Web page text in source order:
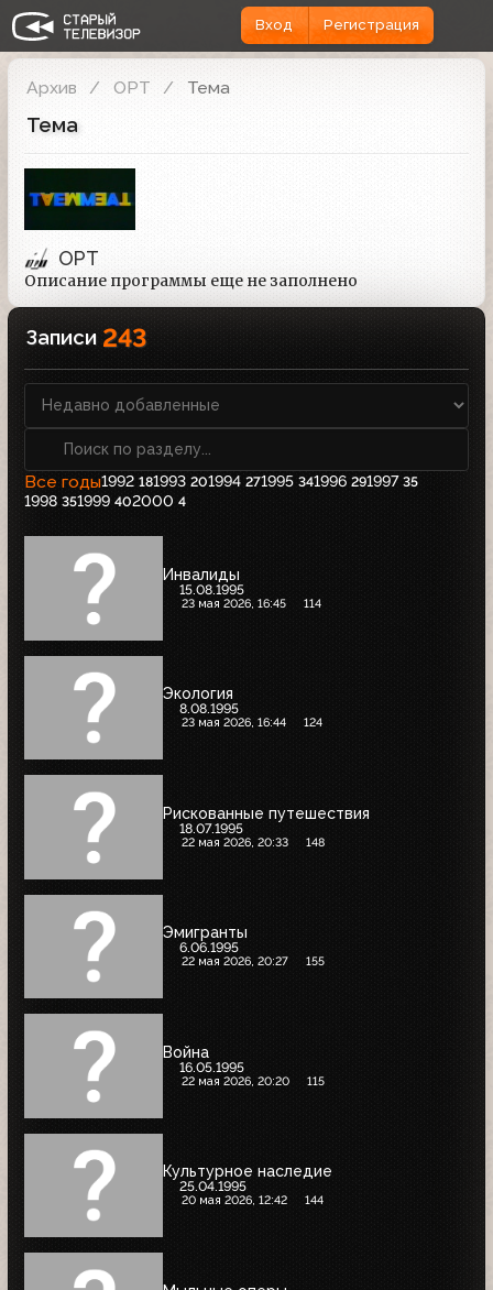
Вход Регистрация
Архив ОРТ Тема
Тема
ОРТ
Описание программы еще не заполнено
Записи 243
Все годы1992 181993 201994 271995 341996 291997 35
1998 351999 402000 4
Инвалиды
15.08.1995
23 мая 2026, 16:45 114
Экология
8.08.1995
23 мая 2026, 16:44 124
Рискованные путешествия
18.07.1995
22 мая 2026, 20:33 148
Эмигранты
6.06.1995
22 мая 2026, 20:27 155
Война
16.05.1995
22 мая 2026, 20:20 115
Культурное наследие
25.04.1995
20 мая 2026, 12:42 144